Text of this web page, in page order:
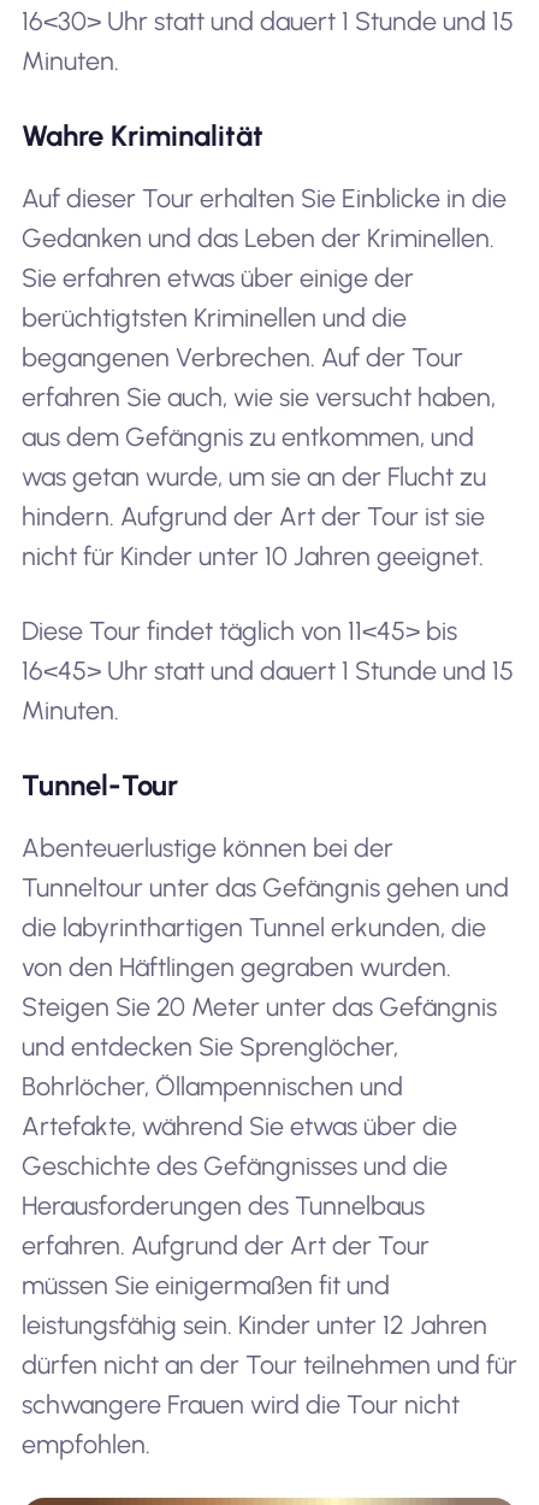
16<30> Uhr statt und dauert 1 Stunde und 15
Minuten.
Wahre Kriminalität
Auf dieser Tour erhalten Sie Einblicke in die
Gedanken und das Leben der Kriminellen.
Sie erfahren etwas über einige der
berüchtigtsten Kriminellen und die
begangenen Verbrechen. Auf der Tour
erfahren Sie auch, wie sie versucht haben,
aus dem Gefängnis zu entkommen, und
was getan wurde, um sie an der Flucht zu
hindern. Aufgrund der Art der Tour ist sie
nicht für Kinder unter 10 Jahren geeignet.
Diese Tour findet täglich von 11<45> bis
16<45> Uhr statt und dauert 1 Stunde und 15
Minuten.
Tunnel-Tour
Abenteuerlustige können bei der
Tunneltour unter das Gefängnis gehen und
die labyrinthartigen Tunnel erkunden, die
von den Häftlingen gegraben wurden.
Steigen Sie 20 Meter unter das Gefängnis
und entdecken Sie Sprenglöcher,
Bohrlöcher, Öllampennischen und
Artefakte, während Sie etwas über die
Geschichte des Gefängnisses und die
Herausforderungen des Tunnelbaus
erfahren. Aufgrund der Art der Tour
müssen Sie einigermaßen fit und
leistungsfähig sein. Kinder unter 12 Jahren
dürfen nicht an der Tour teilnehmen und für
schwangere Frauen wird die Tour nicht
empfohlen.